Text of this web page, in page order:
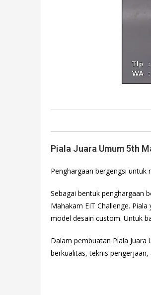
Piala Juara Umum 5th
Penghargaan bergengsi untuk
Sebagai bentuk penghargaan
Mahakam EIT Challenge.
model desain custom. Untuk
Dalam pembuatan Piala
berkualitas, teknis pengerjaan,